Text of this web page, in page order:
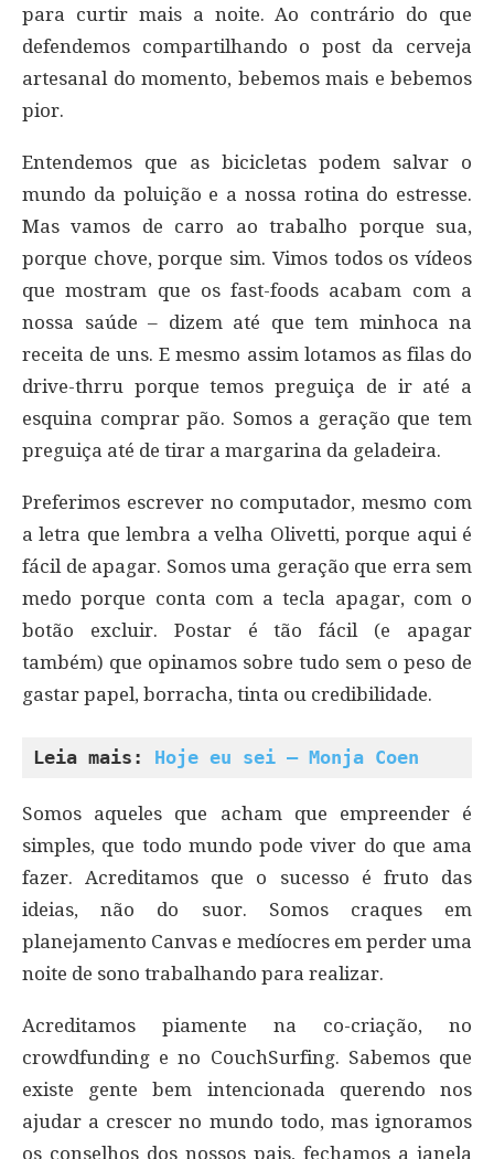
para curtir mais a noite. Ao contrário do que
defendemos compartilhando o post da cerveja
artesanal do momento, bebemos mais e bebemos
pior.
Entendemos que as bicicletas podem salvar o
mundo da poluição e a nossa rotina do estresse.
Mas vamos de carro ao trabalho porque sua,
porque chove, porque sim. Vimos todos os vídeos
que mostram que os fast-foods acabam com a
nossa saúde – dizem até que tem minhoca na
receita de uns. E mesmo assim lotamos as filas do
drive-thrru porque temos preguiça de ir até a
esquina comprar pão. Somos a geração que tem
preguiça até de tirar a margarina da geladeira.
Preferimos escrever no computador, mesmo com
a letra que lembra a velha Olivetti, porque aqui é
fácil de apagar. Somos uma geração que erra sem
medo porque conta com a tecla apagar, com o
botão excluir. Postar é tão fácil (e apagar
também) que opinamos sobre tudo sem o peso de
gastar papel, borracha, tinta ou credibilidade.
Leia mais: Hoje eu sei – Monja Coen
Somos aqueles que acham que empreender é
simples, que todo mundo pode viver do que ama
fazer. Acreditamos que o sucesso é fruto das
ideias, não do suor. Somos craques em
planejamento Canvas e medíocres em perder uma
noite de sono trabalhando para realizar.
Acreditamos piamente na co-criação, no
crowdfunding e no CouchSurfing. Sabemos que
existe gente bem intencionada querendo nos
ajudar a crescer no mundo todo, mas ignoramos
os conselhos dos nossos pais, fechamos a janela